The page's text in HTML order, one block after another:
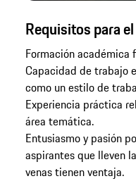
Requisitos para
Formación
Capacidad de trabajo
como un estilo de
Experiencia práctica
área temática.
Entusiasmo y pasión
aspirantes que lleven
venas tienen ventaja.